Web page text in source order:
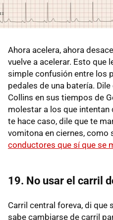
Ahora acelera, ahora
vuelve a acelerar. Esto que
simple confusión entre los
pedales de una batería.
Collins en sus tiempos de
molestar a los que intentan
te hace caso, dile que te
vomitona en ciernes, como
conductores que sí que se
19. No usar el carril
Carril central foreva, di que
sabe cambiarse de carril